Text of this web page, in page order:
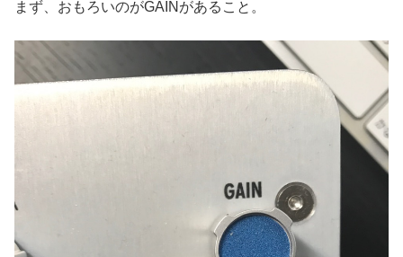
まず、おもろいのがGAINがあること。